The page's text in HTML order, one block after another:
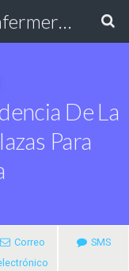
Excmo. Colegio de Enfermería de Cádiz
De La
Para
Correo
SMS